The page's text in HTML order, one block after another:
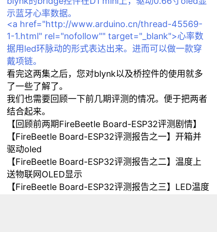
示蓝牙心率数据。
<a href="http://www.arduino.cn/thread-45569-
1-1.html" rel="nofollow"" target="_blank">心率数
据用led环脉动的形式表达出来。进而可以做一款穿
戴项链。
看完这两集之后，您对blynk以及桥控件的使用就多
了一些了解了。
我们也需要回顾一下前几期评测的情况。便于把两者
结合起来。
【回顾前两期FireBeetle Board-ESP32评测剧情】
【FireBeetle Board-ESP32评测报告之一】开箱并
驱动oled
【FireBeetle Board-ESP32评测报告之二】温度上
送物联网OLED显示
【FireBeetle Board-ESP32评测报告之三】LED温度